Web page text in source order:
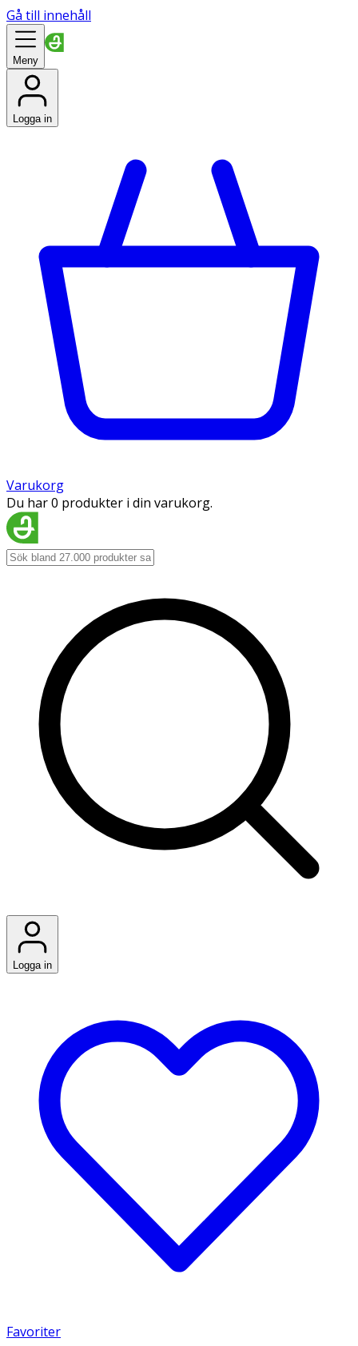
Gå till innehåll
Meny
Logga in
Varukorg
Du har 0 produkter i din varukorg.
Logga in
Favoriter